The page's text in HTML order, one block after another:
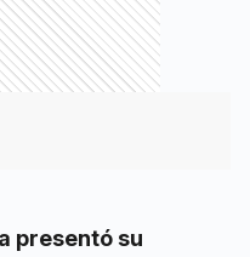
presentó su